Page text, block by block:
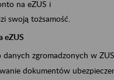
na eZUS i
swoją tożsamość.
eZUS
danych zgromadzonych w
dokumentów